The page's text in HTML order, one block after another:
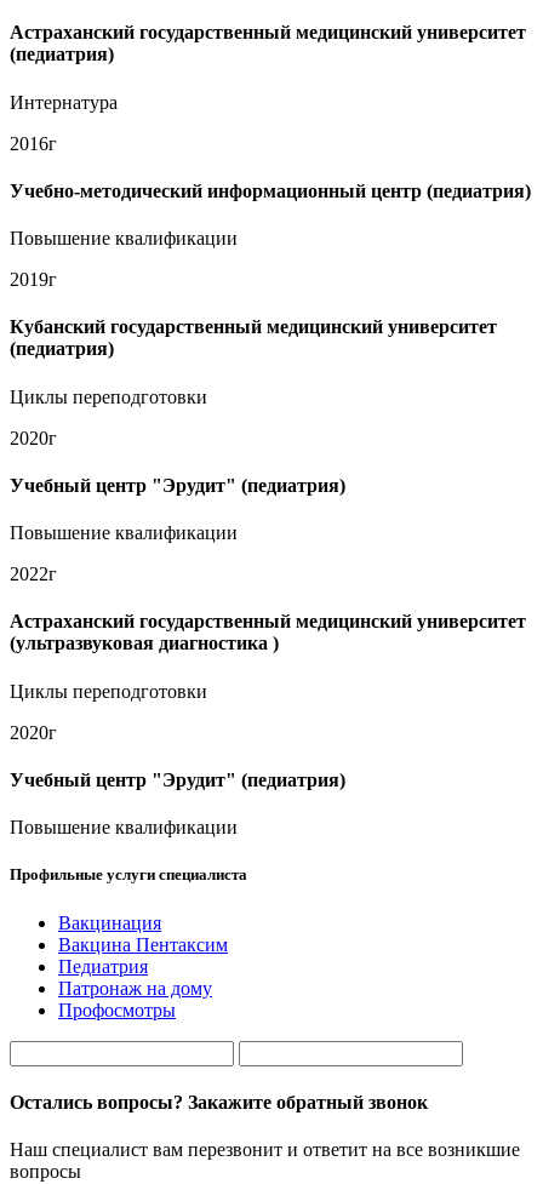
Астраханский государственный медицинский университет
(педиатрия)
Интернатура
2016г
Учебно-методический информационный центр (педиатрия)
Повышение квалификации
2019г
Кубанский государственный медицинский университет
(педиатрия)
Циклы переподготовки
2020г
Учебный центр "Эрудит" (педиатрия)
Повышение квалификации
2022г
Астраханский государственный медицинский университет
(ультразвуковая диагностика )
Циклы переподготовки
2020г
Учебный центр "Эрудит" (педиатрия)
Повышение квалификации
Профильные услуги специалиста
Вакцинация
Вакцина Пентаксим
Педиатрия
Патронаж на дому
Профосмотры
Остались вопросы? Закажите обратный звонок
Наш специалист вам перезвонит и ответит на все возникшие
вопросы